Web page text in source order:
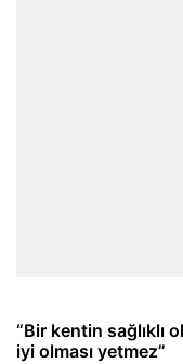
“Bir kentin sağlıklı
iyi olması yetmez”